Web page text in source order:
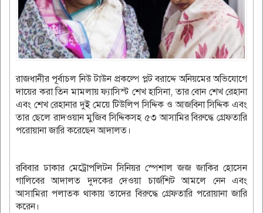
রাজধানীর পূর্বাচল নিউ টাউন প্রকল্পে প্লট বরাদ্দে অনিয়মের অভিযোগে
দায়ের করা তিন মামলায় ফ্যাসিস্ট শেখ হাসিনা, তার বোন শেখ রেহানা
এবং শেখ রেহানার দুই মেয়ে টিউলিপ সিদ্দিক ও আজবিনা সিদ্দিক এবং
তার ছেলে রাদওয়ান মুজিব সিদ্দিকসহ ৫৩ আসামির বিরুদ্ধে গ্রেফতারি
পরোয়ানা জারি করেছেন আদালত।
রবিবার ঢাকার মেট্রোপলিটন সিনিয়র স্পেশাল জজ জাকির হোসেন
গালিবের আদালত দুদকের দেওয়া চার্জশিট আমলে নেন এবং
আসামিরা পলাতক থাকায় তাদের বিরুদ্ধে গ্রেফতারি পরোয়ানা জারি
করেন।